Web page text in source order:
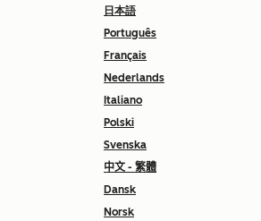
日本語
Português
Français
Nederlands
Italiano
Polski
Svenska
中文 - 繁體
Dansk
Norsk